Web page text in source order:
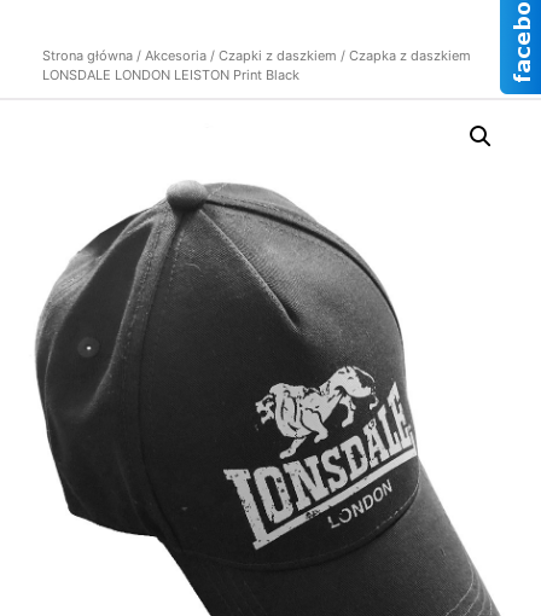
Strona główna / Akcesoria / Czapki z daszkiem / Czapka z daszkiem
LONSDALE LONDON LEISTON Print Black